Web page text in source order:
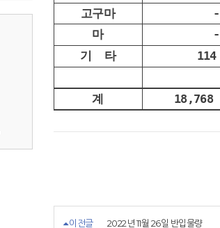
고구마
-
마
-
기 타
114
계 18,768
이전글 2022년 11월 26일 반입물량